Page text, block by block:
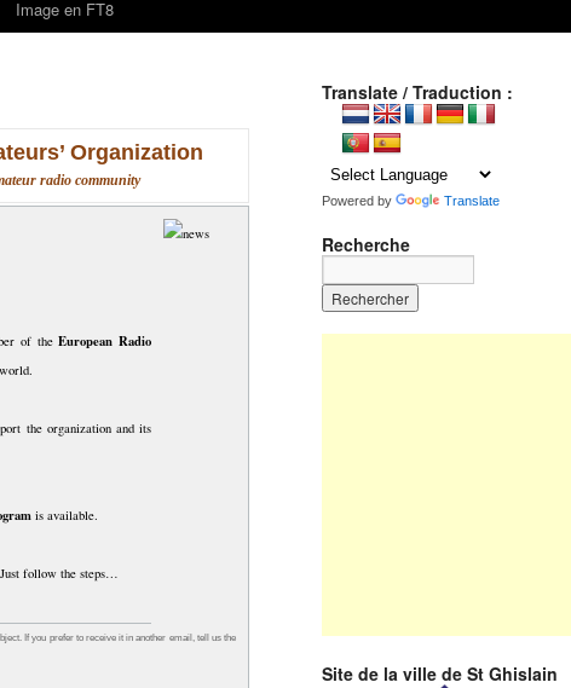
Image en FT8
Organization
radio community
of theEuropean Radio
the organization and its
is available.
follow the steps…
If you prefer to receive it in another email, tell us the
Translate / Traduction :
Powered by Translate
Recherche
Site de la ville de St Ghislain